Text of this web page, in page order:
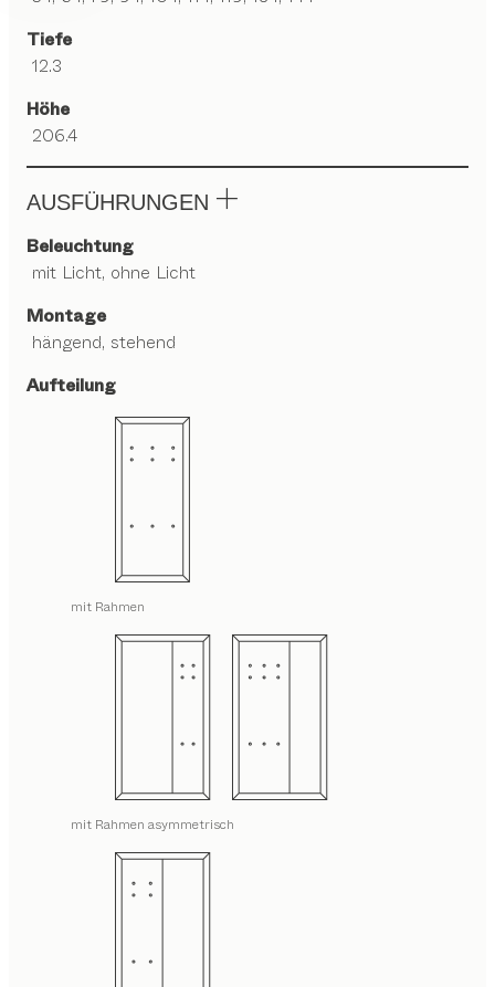
Tiefe
12.3
Höhe
206.4
AUSFÜHRUNGEN
Beleuchtung
mit Licht, ohne Licht
Montage
hängend, stehend
Aufteilung
mit Rahmen
mit Rahmen asymmetrisch